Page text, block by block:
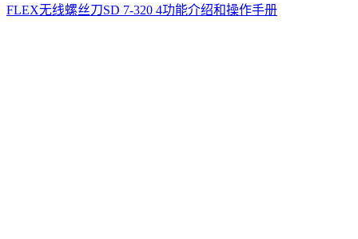
FLEX无线螺丝刀SD 7-320 4功能介绍和操作手册